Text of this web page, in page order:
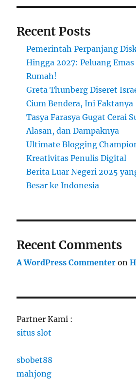
yang
Anda
Recent Posts
Pemerintah Perpanjang
Hingga 2027: Peluang
Rumah!
Greta Thunberg Diseret
Cium Bendera, Ini Faktanya
Tasya Farasya Gugat Cerai
Alasan, dan Dampaknya
Ultimate Blogging
Kreativitas Penulis Digital
Berita Luar Negeri 2025
Besar ke Indonesia
Recent Comments
A WordPress Commenter on
Partner Kami :
situs slot
sbobet88
mahjong